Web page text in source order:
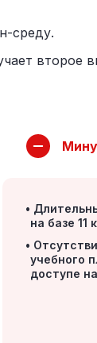
среду.
второе
на базе 11
учебного
доступе